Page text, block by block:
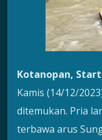
Kotanopan,
Kamis (14/12/
ditemukan. Pria
terbawa arus